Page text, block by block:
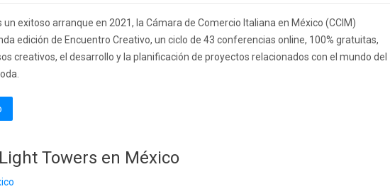
un exitoso arranque en 2021, la Cámara de Comercio Italiana en México (CCIM)
edición de Encuentro Creativo, un ciclo de 43 conferencias online, 100% gratuitas,
creativos, el desarrollo y la planificación de proyectos relacionados con el mundo del
Towers en México